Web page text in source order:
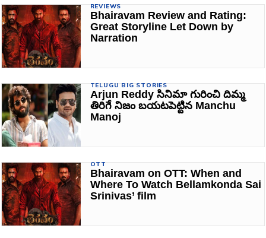
REVIEWS
Bhairavam Review and Rating:
Great Storyline Let Down by
Narration
TELUGU BIG STORIES
Arjun Reddy సినిమా గురించి దిమ్మ
తిరిగే నిజం బయటపెట్టిన Manchu
Manoj
OTT
Bhairavam on OTT: When and
Where To Watch Bellamkonda Sai
Srinivas’ film